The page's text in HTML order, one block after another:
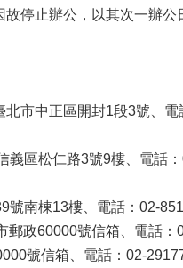
停止辦公，以其次一辦
市中正區開封1段3號、
區松仁路3號9樓、電話
南棟13樓、電話：02-
郵政60000號信箱、電話：
號信箱、電話：02-